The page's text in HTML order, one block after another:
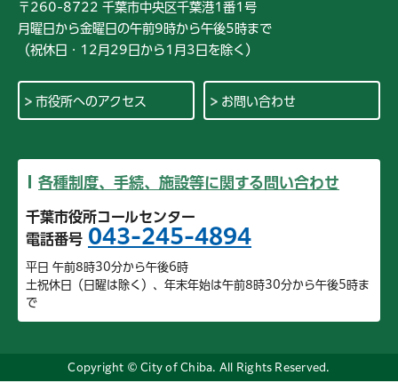
〒260-8722 千葉市中央区千葉港1番1号
月曜日から金曜日の午前9時から午後5時まで
（祝休日・12月29日から1月3日を除く）
市役所へのアクセス お問い合わせ
各種制度、手続、施設等に関する問い合わせ
千葉市役所コールセンター
電話番号 043-245-4894
平日 午前8時30分から午後6時
土祝休日（日曜は除く）、年末年始は午前8時30分から午後5時ま
で
Copyright © City of Chiba. All Rights Reserved.